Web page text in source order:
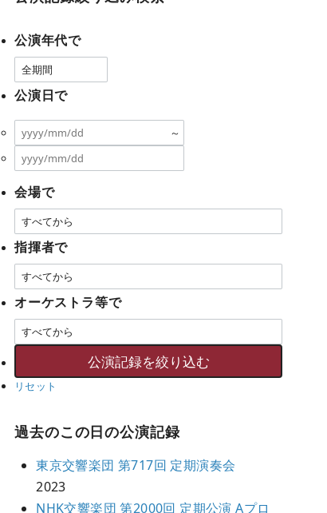
公演年代で
公演日で
～
会場で
指揮者で
オーケストラ等で
リセット
過去のこの日の公演記録
東京交響楽団 第717回 定期演奏会
2023
NHK交響楽団 第2000回 定期公演 Aプロ